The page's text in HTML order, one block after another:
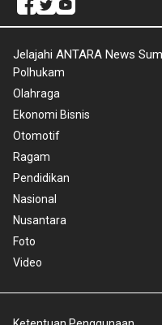
Jelajahi ANTARA News
Polhukam
Olahraga
Ekonomi Bisnis
Otomotif
Ragam
Pendidikan
Nasional
Nusantara
Foto
Video